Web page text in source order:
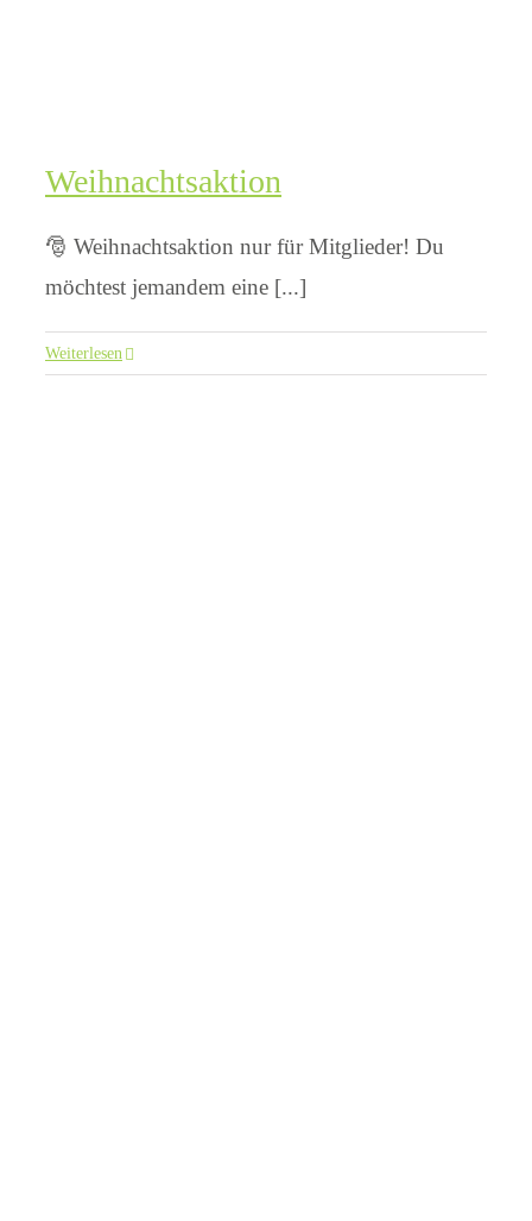
Weihnachtsaktion
🎅 Weihnachtsaktion nur für Mitglieder! Du
möchtest jemandem eine [...]
Weiterlesen